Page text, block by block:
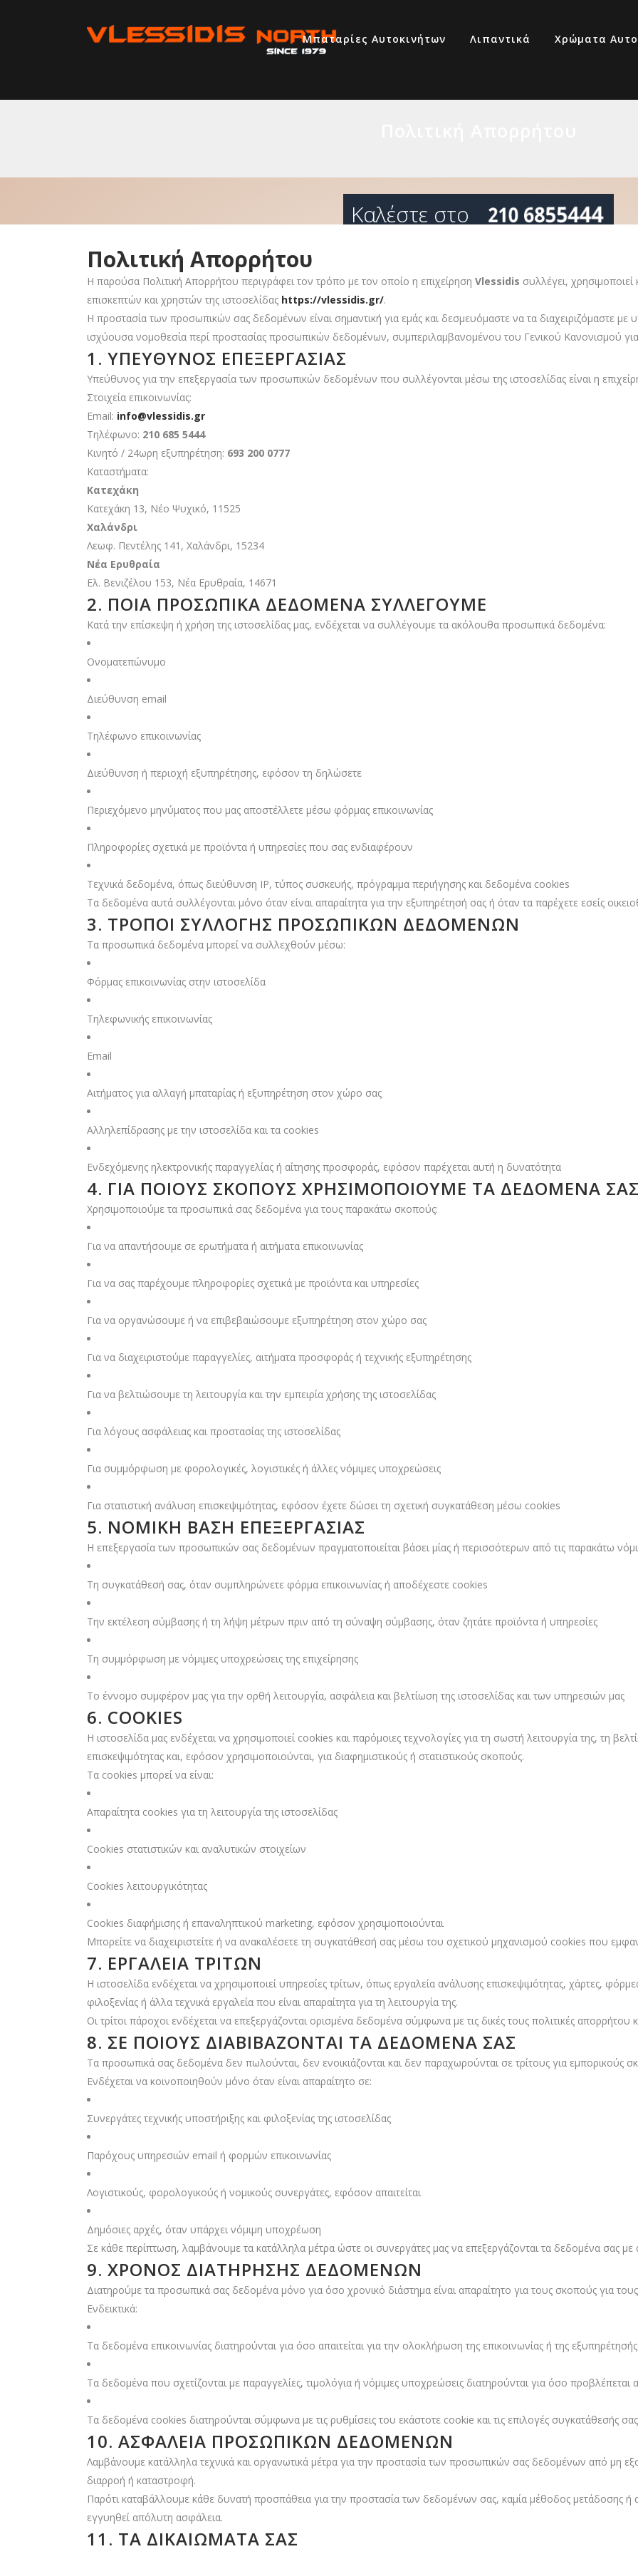
Μπαταρίες Αυτοκινήτων Λιπαντικά Χρώματα
Κατηγορίες Προϊόντων
210 6855444
Πολιτική Απορρήτου
Η παρούσα Πολιτική Απορρήτου περιγράφει τον τρόπο με τον οποίο η επιχείρηση Vlessidis συλλέγει,
επισκεπτών και χρηστών της ιστοσελίδας https://vlessidis.gr/.
Η προστασία των προσωπικών σας δεδομένων είναι σημαντική για εμάς και δεσμευόμαστε να τα διαχειριζόμαστε
ισχύουσα νομοθεσία περί προστασίας προσωπικών δεδομένων, συμπεριλαμβανομένου του Γενικού Κανονισμού
1. ΥΠΕΎΘΥΝΟΣ ΕΠΕΞΕΡΓΑΣΊΑΣ
Υπεύθυνος για την επεξεργασία των προσωπικών δεδομένων που συλλέγονται μέσω της ιστοσελίδας είναι η
Στοιχεία επικοινωνίας:
Email: info@vlessidis.gr
Τηλέφωνο: 210 685 5444
Κινητό / 24ωρη εξυπηρέτηση: 693 200 0777
Καταστήματα:
Κατεχάκη
Κατεχάκη 13, Νέο Ψυχικό, 11525
Χαλάνδρι
Λεωφ. Πεντέλης 141, Χαλάνδρι, 15234
Νέα Ερυθραία
Ελ. Βενιζέλου 153, Νέα Ερυθραία, 14671
2. ΠΟΙΑ ΠΡΟΣΩΠΙΚΆ ΔΕΔΟΜΈΝΑ ΣΥΛΛΈΓΟΥΜΕ
Κατά την επίσκεψη ή χρήση της ιστοσελίδας μας, ενδέχεται να συλλέγουμε τα ακόλουθα προσωπικά δεδομένα:
Ονοματεπώνυμο
Διεύθυνση email
Τηλέφωνο επικοινωνίας
Διεύθυνση ή περιοχή εξυπηρέτησης, εφόσον τη δηλώσετε
Περιεχόμενο μηνύματος που μας αποστέλλετε μέσω φόρμας επικοινωνίας
Πληροφορίες σχετικά με προϊόντα ή υπηρεσίες που σας ενδιαφέρουν
Τεχνικά δεδομένα, όπως διεύθυνση IP, τύπος συσκευής, πρόγραμμα περιήγησης και δεδομένα cookies
Τα δεδομένα αυτά συλλέγονται μόνο όταν είναι απαραίτητα για την εξυπηρέτησή σας ή όταν τα παρέχετε εσείς
3. ΤΡΌΠΟΙ ΣΥΛΛΟΓΉΣ ΠΡΟΣΩΠΙΚΏΝ ΔΕΔΟΜΈΝΩΝ
Τα προσωπικά δεδομένα μπορεί να συλλεχθούν μέσω:
Φόρμας επικοινωνίας στην ιστοσελίδα
Τηλεφωνικής επικοινωνίας
Email
Αιτήματος για αλλαγή μπαταρίας ή εξυπηρέτηση στον χώρο σας
Αλληλεπίδρασης με την ιστοσελίδα και τα cookies
Ενδεχόμενης ηλεκτρονικής παραγγελίας ή αίτησης προσφοράς, εφόσον παρέχεται αυτή η δυνατότητα
4. ΓΙΑ ΠΟΙΟΥΣ ΣΚΟΠΟΎΣ ΧΡΗΣΙΜΟΠΟΙΟΎΜΕ ΤΑ ΔΕΔΟΜΈΝΑ ΣΑΣ
Χρησιμοποιούμε τα προσωπικά σας δεδομένα για τους παρακάτω σκοπούς:
Για να απαντήσουμε σε ερωτήματα ή αιτήματα επικοινωνίας
Για να σας παρέχουμε πληροφορίες σχετικά με προϊόντα και υπηρεσίες
Για να οργανώσουμε ή να επιβεβαιώσουμε εξυπηρέτηση στον χώρο σας
Για να διαχειριστούμε παραγγελίες, αιτήματα προσφοράς ή τεχνικής εξυπηρέτησης
Για να βελτιώσουμε τη λειτουργία και την εμπειρία χρήσης της ιστοσελίδας
Για λόγους ασφάλειας και προστασίας της ιστοσελίδας
Για συμμόρφωση με φορολογικές, λογιστικές ή άλλες νόμιμες υποχρεώσεις
Για στατιστική ανάλυση επισκεψιμότητας, εφόσον έχετε δώσει τη σχετική συγκατάθεση μέσω cookies
5. ΝΟΜΙΚΉ ΒΆΣΗ ΕΠΕΞΕΡΓΑΣΊΑΣ
Η επεξεργασία των προσωπικών σας δεδομένων πραγματοποιείται βάσει μίας ή περισσότερων από τις παρακάτω
Τη συγκατάθεσή σας, όταν συμπληρώνετε φόρμα επικοινωνίας ή αποδέχεστε cookies
Την εκτέλεση σύμβασης ή τη λήψη μέτρων πριν από τη σύναψη σύμβασης, όταν ζητάτε προϊόντα ή υπηρεσίες
Τη συμμόρφωση με νόμιμες υποχρεώσεις της επιχείρησης
Το έννομο συμφέρον μας για την ορθή λειτουργία, ασφάλεια και βελτίωση της ιστοσελίδας και των υπηρεσιών μας
6. COOKIES
Η ιστοσελίδα μας ενδέχεται να χρησιμοποιεί cookies και παρόμοιες τεχνολογίες για τη σωστή λειτουργία της, τη
επισκεψιμότητας και, εφόσον χρησιμοποιούνται, για διαφημιστικούς ή στατιστικούς σκοπούς.
Τα cookies μπορεί να είναι:
Απαραίτητα cookies για τη λειτουργία της ιστοσελίδας
Cookies στατιστικών και αναλυτικών στοιχείων
Cookies λειτουργικότητας
Cookies διαφήμισης ή επαναληπτικού marketing, εφόσον χρησιμοποιούνται
Μπορείτε να διαχειριστείτε ή να ανακαλέσετε τη συγκατάθεσή σας μέσω του σχετικού μηχανισμού cookies που
7. ΕΡΓΑΛΕΊΑ ΤΡΊΤΩΝ
Η ιστοσελίδα ενδέχεται να χρησιμοποιεί υπηρεσίες τρίτων, όπως εργαλεία ανάλυσης επισκεψιμότητας, χάρτες,
φιλοξενίας ή άλλα τεχνικά εργαλεία που είναι απαραίτητα για τη λειτουργία της.
Οι τρίτοι πάροχοι ενδέχεται να επεξεργάζονται ορισμένα δεδομένα σύμφωνα με τις δικές τους πολιτικές
8. ΣΕ ΠΟΙΟΥΣ ΔΙΑΒΙΒΆΖΟΝΤΑΙ ΤΑ ΔΕΔΟΜΈΝΑ ΣΑΣ
Τα προσωπικά σας δεδομένα δεν πωλούνται, δεν ενοικιάζονται και δεν παραχωρούνται σε τρίτους για εμπορικούς
Ενδέχεται να κοινοποιηθούν μόνο όταν είναι απαραίτητο σε:
Συνεργάτες τεχνικής υποστήριξης και φιλοξενίας της ιστοσελίδας
Παρόχους υπηρεσιών email ή φορμών επικοινωνίας
Λογιστικούς, φορολογικούς ή νομικούς συνεργάτες, εφόσον απαιτείται
Δημόσιες αρχές, όταν υπάρχει νόμιμη υποχρέωση
Σε κάθε περίπτωση, λαμβάνουμε τα κατάλληλα μέτρα ώστε οι συνεργάτες μας να επεξεργάζονται τα δεδομένα σας με
9. ΧΡΌΝΟΣ ΔΙΑΤΉΡΗΣΗΣ ΔΕΔΟΜΈΝΩΝ
Διατηρούμε τα προσωπικά σας δεδομένα μόνο για όσο χρονικό διάστημα είναι απαραίτητο για τους σκοπούς για
Ενδεικτικά:
Τα δεδομένα επικοινωνίας διατηρούνται για όσο απαιτείται για την ολοκλήρωση της επικοινωνίας ή της
Τα δεδομένα που σχετίζονται με παραγγελίες, τιμολόγια ή νόμιμες υποχρεώσεις διατηρούνται για όσο
Τα δεδομένα cookies διατηρούνται σύμφωνα με τις ρυθμίσεις του εκάστοτε cookie και τις επιλογές συγκατάθεσής σας
10. ΑΣΦΆΛΕΙΑ ΠΡΟΣΩΠΙΚΏΝ ΔΕΔΟΜΈΝΩΝ
Λαμβάνουμε κατάλληλα τεχνικά και οργανωτικά μέτρα για την προστασία των προσωπικών σας δεδομένων από μη
διαρροή ή καταστροφή.
Παρότι καταβάλλουμε κάθε δυνατή προσπάθεια για την προστασία των δεδομένων σας, καμία μέθοδος μετάδοσης ή
εγγυηθεί απόλυτη ασφάλεια.
11. ΤΑ ΔΙΚΑΙΏΜΑΤΆ ΣΑΣ